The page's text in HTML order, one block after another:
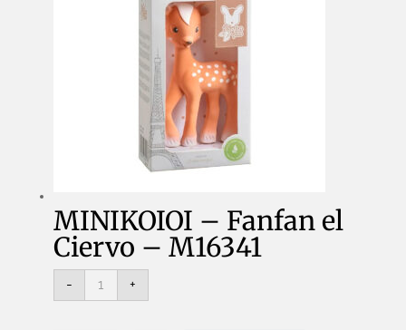
MINIKOIOI – Fanfan el
Ciervo – M16341
-
MINIKOIOI
Fanfan
+